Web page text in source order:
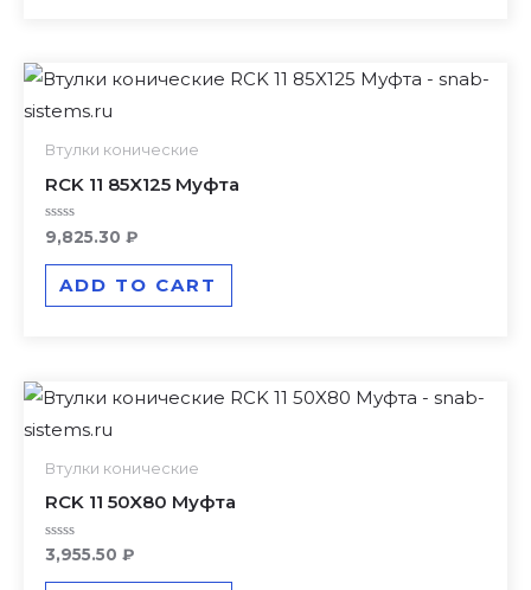
Втулки конические
RCK 11 85X125 Муфта
Rated
0
out
9,825.30 ₽
ADD TO CART
Втулки конические
RCK 11 50X80 Муфта
Rated
out
3,955.50 ₽